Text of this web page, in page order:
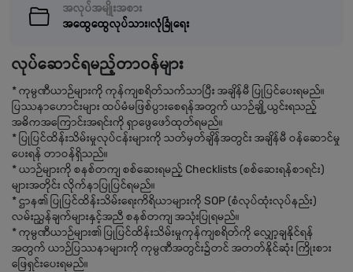
အလုပ်အမျိုးအစား
အထွေထွေလုပ်သား၊လုံခြုံရေး
လုပ်ဆောင်ရမည့်တာဝန်များ
* ကုမ္ပဏီယာဉ်များကို ကုန်ကျစရိတ်သက်သာပြီး အချိန်မီ ပြုပြင်ပေးရမည်။
ပြဿနာဟောင်းများ ထပ်မံမဖြစ်ပွားစေရန်အတွက် ယာဉ်ချို့ယွင်းရသည့်
အဓိကအကြောင်းအရင်းကို ရှာဖွေဖော်ထုတ်ရမည်။
* ပြုပြင်ထိန်းသိမ်းမှုလုပ်ငန်းများကို သတ်မှတ်ချိန်အတွင်း အချိန်မီ ဝန်ဆောင်မှု
ပေးရန် တာဝန်ရှိသည်။
* ယာဉ်များကို စနစ်တကျ စစ်ဆေးရမည့် Checklists (စစ်ဆေးရန်စာရင်း)
များအတိုင်း လိုက်နာပြုပြင်ရမည်။
* ဌာန၏ ပြုပြင်ထိန်းသိမ်းရေးကိရိယာများကို SOP (စံလုပ်ထုံးလုပ်နည်း)
လမ်းညွှန်ချက်များနှင့်အညီ စနစ်တကျ အသုံးပြုရမည်။
* ကုမ္ပဏီယာဉ်များ၏ ပြုပြင်ထိန်းသိမ်းမှုကုန်ကျစရိတ်ကို လျှော့ချနိုင်ရန်
အတွက် ယာဉ်ပြဿနာများကို ကုမ္ပဏီအတွင်း၌တင် အတတ်နိုင်ဆုံး ကြိုးစား
ဖြေရှင်းပေးရမည်။